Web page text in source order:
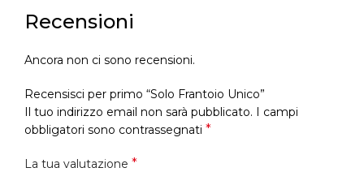
dictumst mus et tristique elementum nam inceptos
volutpat.
Recensioni
Ancora non ci sono recensioni.
Recensisci per primo “Solo Frantoio Unico”
Il tuo indirizzo email non sarà pubblicato. I campi
obbligatori sono contrassegnati *
La tua valutazione *